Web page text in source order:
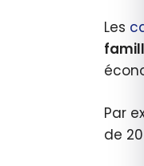
Les
Par
de